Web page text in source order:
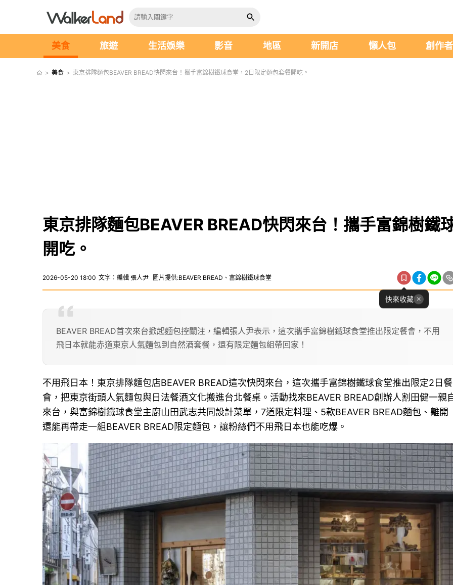
美食 旅遊 生活娛樂 影音 地區 新開店 懶人包 創作者
> 美食 > 東京排隊麵包BEAVER BREAD快閃來台！攜手富錦樹鐵球食堂，2日限定麵包套餐開吃。
東京排隊麵包BEAVER BREAD快閃來台！攜手富錦樹鐵
開吃。
2026-05-20 18:00 文字：編輯 張人尹 圖片提供:BEAVER BREAD、富錦樹鐵球食堂
快來收藏
BEAVER BREAD首次來台掀起麵包控關注，編輯張人尹表示，這次攜手富錦樹鐵球食堂推出限定餐會，不用
飛日本就能赤道東京人氣麵包到自然酒套餐，還有限定麵包組帶回家！
不用飛日本！東京排隊麵包店BEAVER BREAD這次快閃來台，這次攜手富錦樹鐵球食堂推出限定2日餐
會，把東京街頭人氣麵包與日法餐酒文化搬進台北餐桌。活動找來BEAVER BREAD創辦人割田健一親
來台，與富錦樹鐵球食堂主廚山田武志共同設計菜單，7道限定料理、5款BEAVER BREAD麵包、離開
還能再帶走一組BEAVER BREAD限定麵包，讓粉絲們不用飛日本也能吃爆。